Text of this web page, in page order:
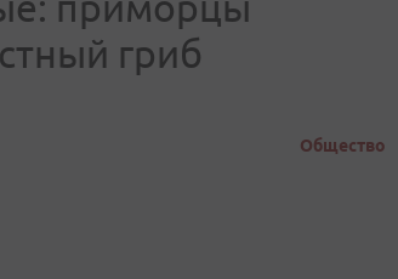
гриб
Общество